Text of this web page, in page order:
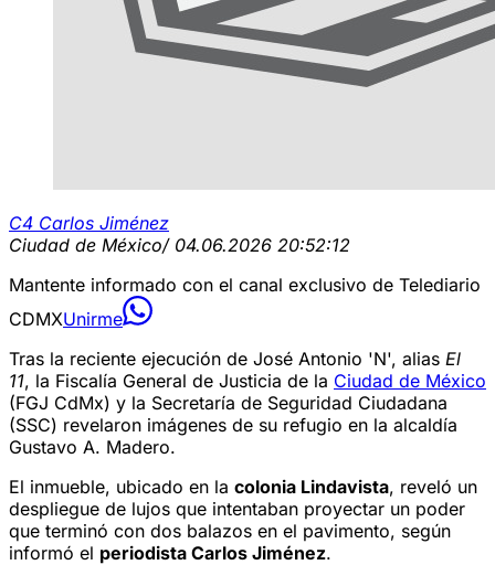
C4 Carlos Jiménez
Ciudad de México/ 04.06.2026 20:52:12
Mantente informado con el canal exclusivo de Telediario
CDMXUnirme
Tras la reciente ejecución de José Antonio 'N', alias El
11, la Fiscalía General de Justicia de la Ciudad de México
(FGJ CdMx) y la Secretaría de Seguridad Ciudadana
(SSC) revelaron imágenes de su refugio en la alcaldía
Gustavo A. Madero.
El inmueble, ubicado en la colonia Lindavista, reveló un
despliegue de lujos que intentaban proyectar un poder
que terminó con dos balazos en el pavimento, según
informó el periodista Carlos Jiménez.